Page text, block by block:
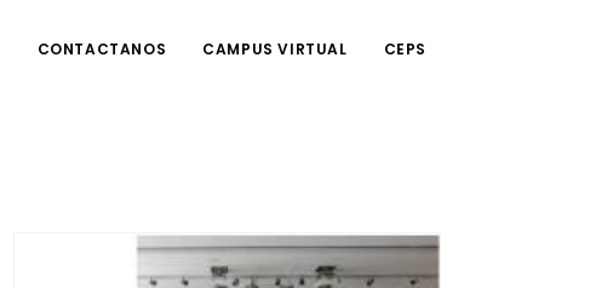
CONTACTANOS CAMPUS VIRTUAL CEPS